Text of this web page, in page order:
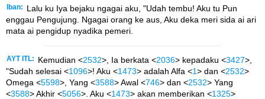
Iban:
Lalu ku Iya bejaku ngagai aku, "Udah tembu! Aku tu Pun
enggau Pengujung. Ngagai orang ke aus, Aku deka meri sida ai ari
mata ai pengidup nyadika pemeri.
AYT ITL: Kemudian <2532>, Ia berkata <2036> kepadaku <3427>,
"Sudah selesai <1096>! Aku <1473> adalah Alfa <1> dan <2532>
Omega <5598>, Yang <3588> Awal <746> dan <2532> Yang
<3588> Akhir <5056>. Aku <1473> akan memberikan <1325>